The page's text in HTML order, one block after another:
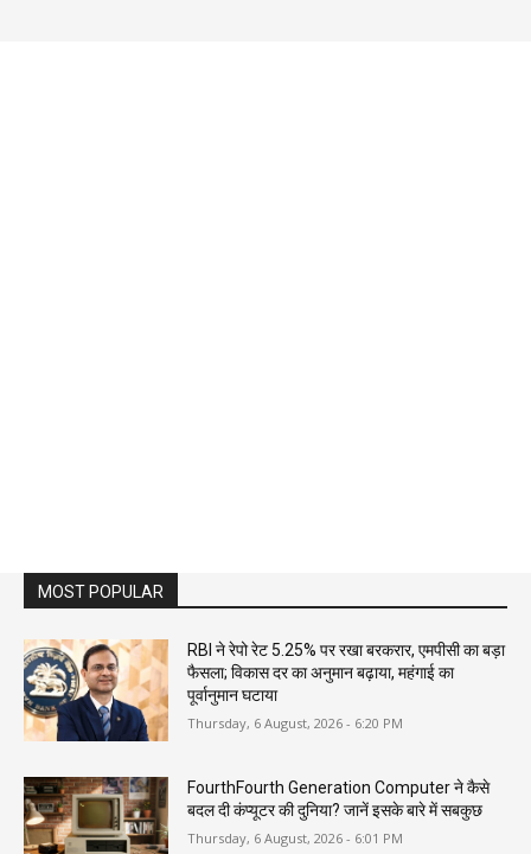
MOST POPULAR
RBI ने रेपो रेट 5.25% पर रखा बरकरार, एमपीसी का बड़ा
फैसला; विकास दर का अनुमान बढ़ाया, महंगाई का
पूर्वानुमान घटाया
Thursday, 6 August, 2026 - 6:20 PM
FourthFourth Generation Computer ने कैसे
बदल दी कंप्यूटर की दुनिया? जानें इसके बारे में सबकुछ
Thursday, 6 August, 2026 - 6:01 PM